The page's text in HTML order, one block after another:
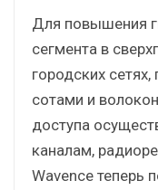
Для повышения
сегмента в
городских
сотами и
доступа
каналам,
Wavence теперь